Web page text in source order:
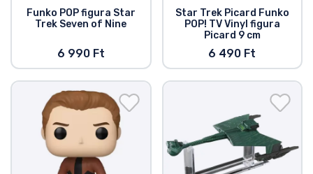
Funko POP figura Star
Trek Seven of Nine
6 990 Ft
Star Trek Picard Funko
POP! TV Vinyl figura
Picard 9 cm
6 490 Ft